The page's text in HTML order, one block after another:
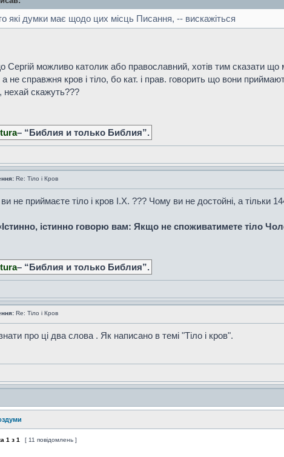
які думки має щодо цих місць Писання, -- вискажіться
можливо католик або православний, хотів тим сказати
не справжня кров і тіло, бо кат. і прав. говорить що вони
нехай скажуть???
– “Библия и только Библия”.
Re: Тіло і Кров
не приймаєте тіло і кров І.Х. ??? Чому ви не достойні, а тільки
істинно говорю вам: Якщо не споживатимете тіло
– “Библия и только Библия”.
Re: Тіло і Кров
про ці два слова . Як написано в темі "Тіло і кров".
1 з 1 [ 11 повідомлень ]